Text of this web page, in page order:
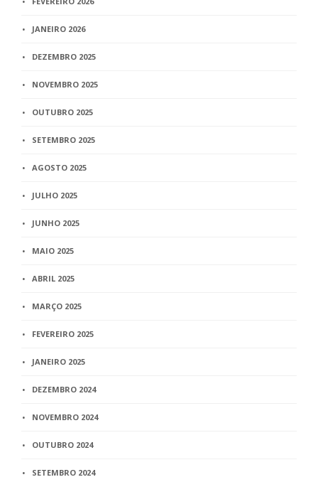
JANEIRO 2026
DEZEMBRO 2025
NOVEMBRO 2025
OUTUBRO 2025
SETEMBRO 2025
AGOSTO 2025
JULHO 2025
JUNHO 2025
MAIO 2025
ABRIL 2025
MARÇO 2025
FEVEREIRO 2025
JANEIRO 2025
DEZEMBRO 2024
NOVEMBRO 2024
OUTUBRO 2024
SETEMBRO 2024